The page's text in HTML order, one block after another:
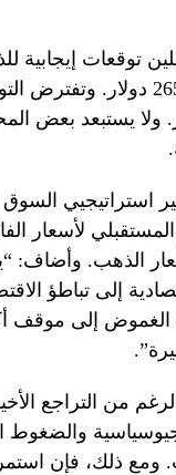
استراتيجيي السوق
لأسعار
الذهب. وأضاف:
إلى تباطؤ
الغموض إلى موقف
من التراجع
والضغوط
ذلك، فإن